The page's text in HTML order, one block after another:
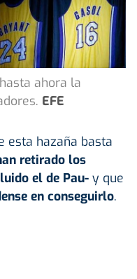
ahora la
EFE
esta hazaña basta
retirado los
el de Pau- y que
en conseguirlo.